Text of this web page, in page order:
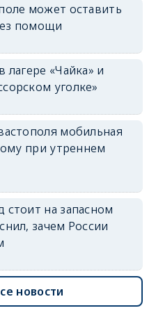
может оставить
помощи
«Чайка» и
уголке»
мобильная
при утреннем
на запасном
зачем России
новости